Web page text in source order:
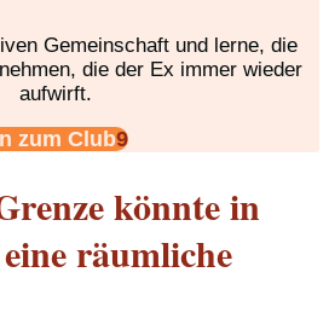
Gemeinschaft und lerne, die
die der Ex immer wieder
aufwirft.
zum Club
könnte in
räumliche